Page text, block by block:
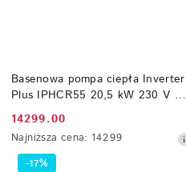
Basenowa pompa ciepła Inverter
Plus IPHCR55 20,5 kW 230 V do
poj. 95 m3 Fairland
Cena
promocyjna:
14299.00
Najniższa
cena
Najniższa cena: 14299
DO KOSZYKA
-17%